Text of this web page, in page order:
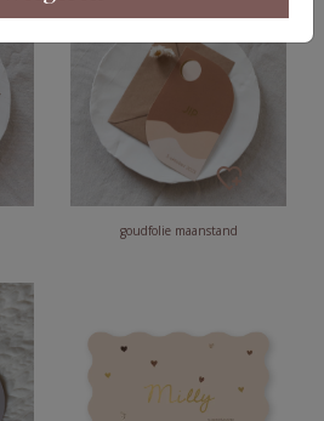
goudfolie maanstand